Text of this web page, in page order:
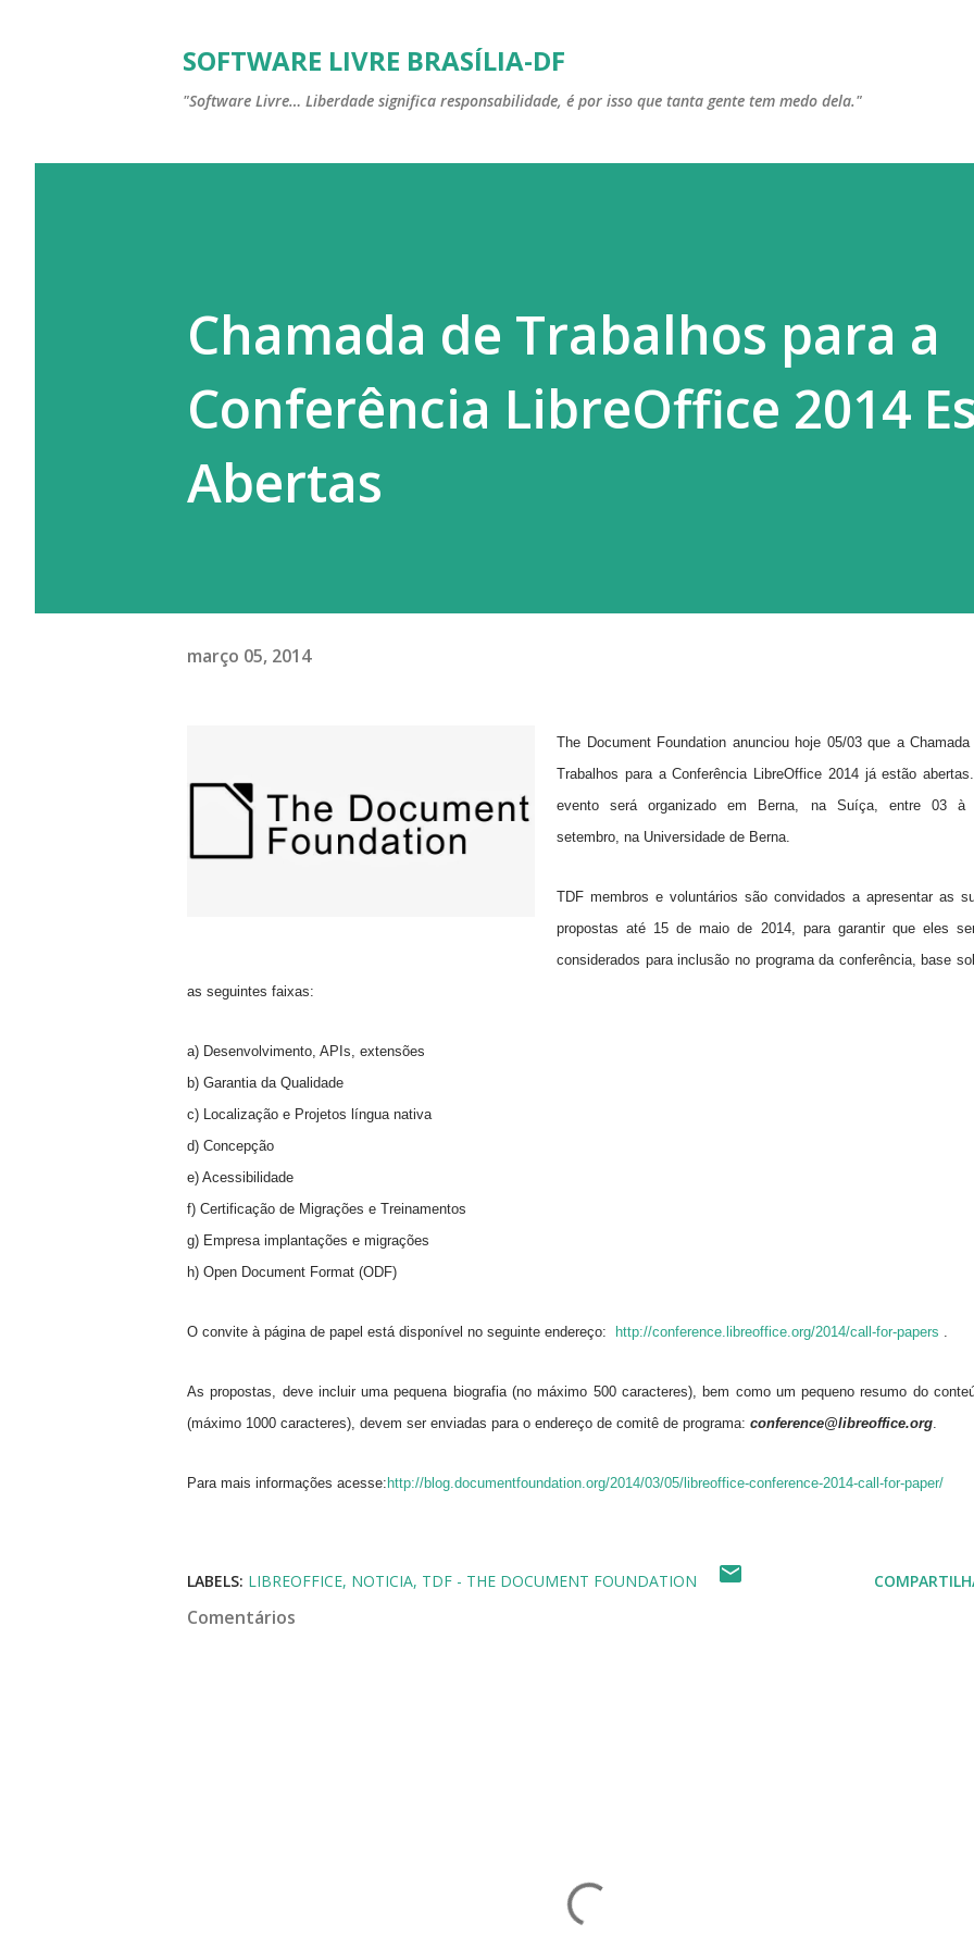
SOFTWARE LIVRE BRASÍLIA-DF
"Software Livre… Liberdade significa responsabilidade, é por isso que tanta gente tem medo dela."
Chamada de Trabalhos para a
Conferência LibreOffice 2014
Abertas
março 05, 2014
The Document Foundation anunciou hoje 05/03 que a Chamada
Trabalhos para a Conferência LibreOffice 2014 já estão abertas.
evento será organizado em Berna, na Suíça, entre 03 à
setembro, na Universidade de Berna.
TDF membros e voluntários são convidados a apresentar as
propostas até 15 de maio de 2014, para garantir que eles
considerados para inclusão no programa da conferência, base
as seguintes faixas:
a) Desenvolvimento, APIs, extensões
b) Garantia da Qualidade
c) Localização e Projetos língua nativa
d) Concepção
e) Acessibilidade
f) Certificação de Migrações e Treinamentos
g) Empresa implantações e migrações
h) Open Document Format (ODF)
O convite à página de papel está disponível no seguinte endereço: http://conference.libreoffice.org/2014/call-for-papers .
As propostas, deve incluir uma pequena biografia (no máximo 500 caracteres), bem como um pequeno resumo do
(máximo 1000 caracteres), devem ser enviadas para o endereço de comitê de programa: conference@libreoffice.org.
Para mais informações acesse: http://blog.documentfoundation.org/2014/03/05/libreoffice-conference-2014-call-for-paper/
LABELS: LIBREOFFICE NOTICIA TDF - THE DOCUMENT FOUNDATION
Comentários